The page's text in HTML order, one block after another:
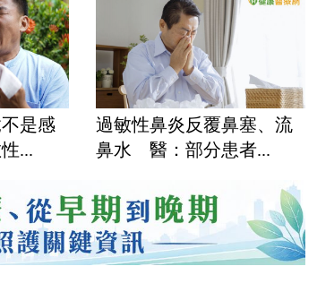
是感
...
過敏性鼻炎反覆鼻塞、流
鼻水 醫：部分患者...